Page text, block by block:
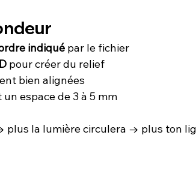
indiqué par le fichier
pour créer du relief
bien alignées
espace de 3 à 5 mm
plus la lumière circulera → plus ton